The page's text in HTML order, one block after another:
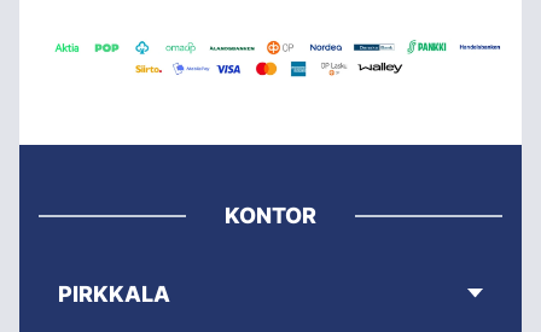
KONTOR
PIRKKALA